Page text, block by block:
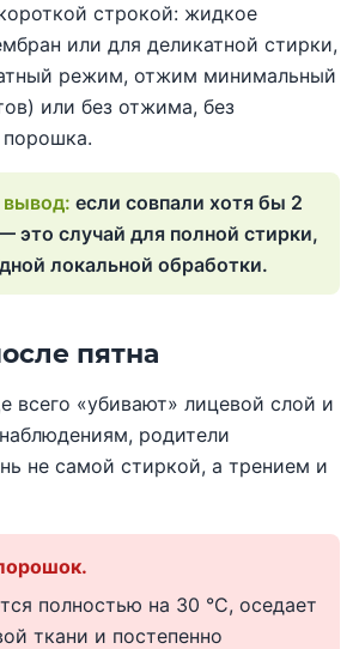
строкой: жидкое
или для деликатной стирки,
режим, отжим минимальный
или без отжима, без
если совпали хотя бы 2
это случай для полной стирки,
локальной обработки.
пятна
всего «убивают» лицевой слой и
родители
не самой стиркой, а трением и
полностью на 30 °C, оседает
ткани и постепенно